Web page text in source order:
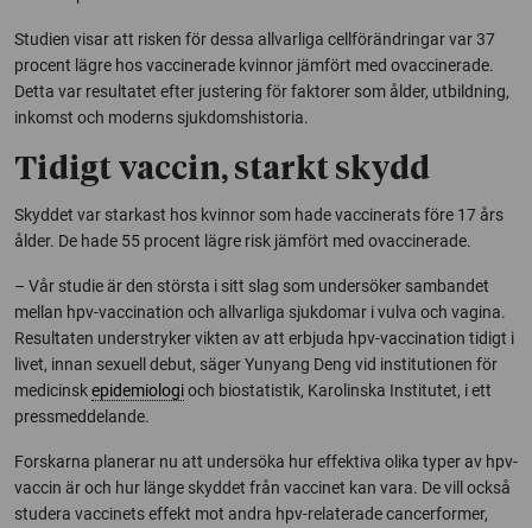
Studien visar att risken för dessa allvarliga cellförändringar var 37
procent lägre hos vaccinerade kvinnor jämfört med ovaccinerade.
Detta var resultatet efter justering för faktorer som ålder, utbildning,
inkomst och moderns sjukdomshistoria.
Tidigt vaccin, starkt skydd
Skyddet var starkast hos kvinnor som hade vaccinerats före 17 års
ålder. De hade 55 procent lägre risk jämfört med ovaccinerade.
– Vår studie är den största i sitt slag som undersöker sambandet
mellan hpv-vaccination och allvarliga sjukdomar i vulva och vagina.
Resultaten understryker vikten av att erbjuda hpv-vaccination tidigt i
livet, innan sexuell debut, säger Yunyang Deng vid institutionen för
medicinskepidemiologioch biostatistik, Karolinska Institutet, i ett
pressmeddelande.
Forskarna planerar nu att undersöka hur effektiva olika typer av hpv-
vaccin är och hur länge skyddet från vaccinet kan vara. De vill också
studera vaccinets effekt mot andra hpv-relaterade cancerformer,